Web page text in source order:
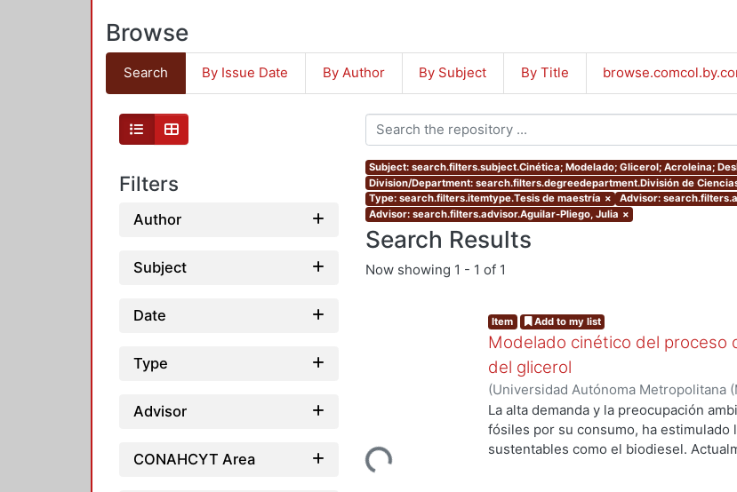
Browse
Search By Issue Date By Author By Subject By Title
Filters
Author
Subject
Date
Type
Advisor
CONAHCYT Area
Subject: search.filters.subject.Cinética; Modelado; Glicerol; Acroleina;
Division/Department: search.filters.degreedepartment.División de
Type: search.filters.itemtype.Tesis de maestría × Advisor:
Advisor: search.filters.advisor.Aguilar-Pliego, Julia ×
Search Results
Now showing 1 - 1 of 1
Loading...
Item Add to my list
Modelado cinético del proceso
del glicerol
(Universidad Autónoma Metropolitana
de Servicios de Información.,2016 )
La alta demanda y la preocupación
fósiles por su consumo, ha
sustentables como el biodiesel.